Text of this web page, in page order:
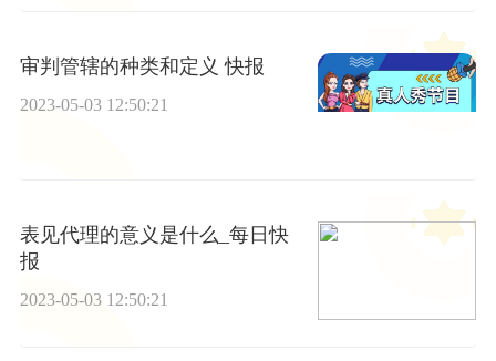
审判管辖的种类和定义 快报
2023-05-03 12:50:21
表见代理的意义是什么_每日快
报
2023-05-03 12:50:21